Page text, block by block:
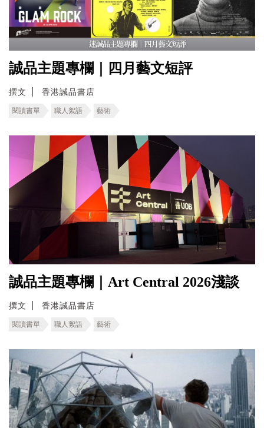
誠品主題專欄｜四月藝文短評
撰文 香港誠品書店
閱讀書單 職人絮語 藝術
誠品主題專欄｜Art Central 2026淺談
撰文 香港誠品書店
閱讀書單 職人絮語 藝術